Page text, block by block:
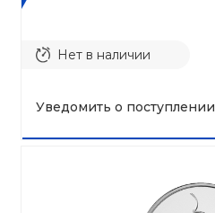
Нет в наличии
Уведомить о поступлении